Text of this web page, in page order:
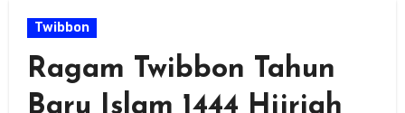
Twibbon
Ragam Twibbon Tahun
Baru Islam 1444 Hijriah